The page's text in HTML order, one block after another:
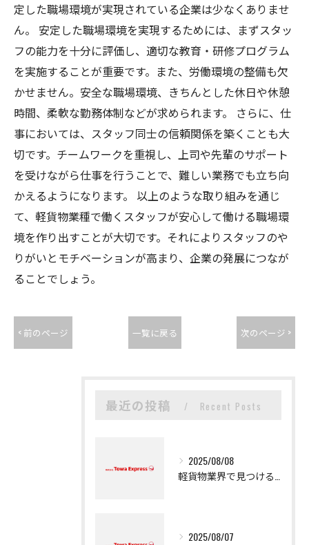
定した職場環境が実現されている企業は少なくありませ
ん。 安定した職場環境を実現するためには、まずスタッ
フの能力を十分に評価し、適切な教育・研修プログラム
を実施することが重要です。また、労働環境の整備も欠
かせません。安全な職場環境、きちんとした休日や休憩
時間、柔軟な勤務体制などが求められます。 さらに、仕
事においては、スタッフ同士の信頼関係を築くことも大
切です。チームワークを重視し、上司や先輩のサポート
を受けながら仕事を行うことで、難しい業務でも立ち向
かえるようになります。 以上のような取り組みを通じ
て、軽貨物業種で働くスタッフが安心して働ける職場環
境を作り出すことが大切です。それによりスタッフのや
りがいとモチベーションが高まり、企業の発展につなが
ることでしょう。
< 前のページ 一覧に戻る 次のページ >
最近の投稿 Recent Posts
2025/08/08
2025/08/07